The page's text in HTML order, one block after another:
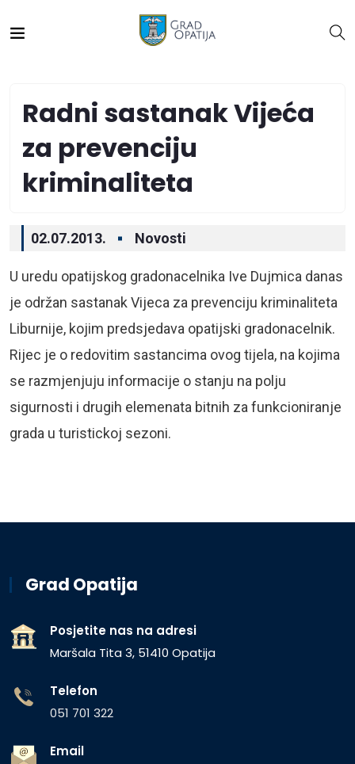
Radni sastanak Vijeća
za prevenciju
kriminaliteta
02.07.2013. Novosti
U uredu opatijskog gradonacelnika Ive Dujmica danas
je održan sastanak Vijeca za prevenciju kriminaliteta
Liburnije, kojim predsjedava opatijski gradonacelnik.
Rijec je o redovitim sastancima ovog tijela, na kojima
se razmjenjuju informacije o stanju na polju
sigurnosti i drugih elemenata bitnih za funkcioniranje
grada u turistickoj sezoni.
Grad Opatija
Posjetite nas na adresi
Maršala Tita 3, 51410 Opatija
Telefon
051 701 322
Email